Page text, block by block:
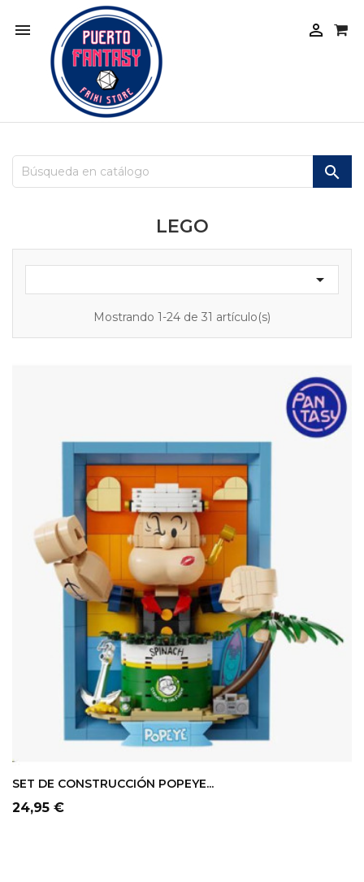
 

LEGO

Mostrando 1-24 de 31 artículo(s)
SET DE CONSTRUCCIÓN POPEYE...
Precio
24,95 €